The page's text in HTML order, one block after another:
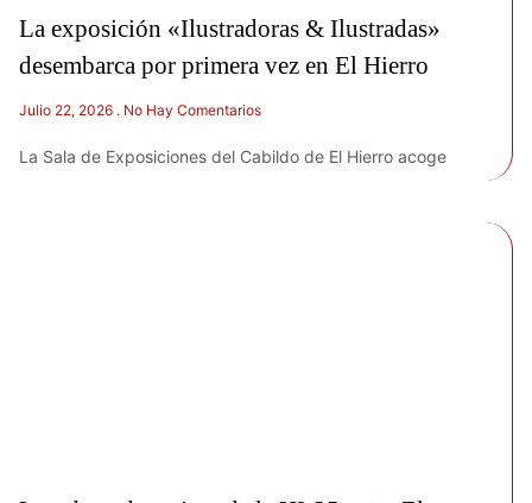
La exposición «Ilustradoras & Ilustradas»
desembarca por primera vez en El Hierro
Julio 22, 2026 No Hay Comentarios
La Sala de Exposiciones del Cabildo de El Hierro acoge